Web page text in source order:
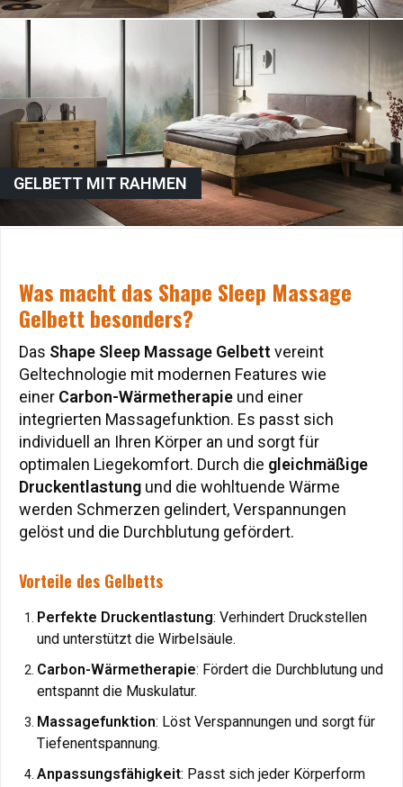
Was macht das Shape Sleep Massage
Gelbett besonders?
Das Shape Sleep Massage Gelbett vereint
Geltechnologie mit modernen Features wie
einer Carbon-Wärmetherapie und einer
integrierten Massagefunktion. Es passt sich
individuell an Ihren Körper an und sorgt für
optimalen Liegekomfort. Durch die gleichmäßige
Druckentlastung und die wohltuende Wärme
werden Schmerzen gelindert, Verspannungen
gelöst und die Durchblutung gefördert.
Vorteile des Gelbetts
Perfekte Druckentlastung: Verhindert Druckstellen
und unterstützt die Wirbelsäule.
Carbon-Wärmetherapie: Fördert die Durchblutung und
entspannt die Muskulatur.
Massagefunktion: Löst Verspannungen und sorgt für
Tiefenentspannung.
Anpassungsfähigkeit: Passt sich jeder Körperform
Was macht das Shape Sleep Massage
Gelbett besonders?
Das Shape Sleep Massage Gelbett vereint
Geltechnologie mit modernen Features wie
einer Carbon-Wärmetherapie und einer
integrierten Massagefunktion. Es passt sich
individuell an Ihren Körper an und sorgt für
optimalen Liegekomfort. Durch die gleichmäßige
Druckentlastung und die wohltuende Wärme
werden Schmerzen gelindert, Verspannungen
gelöst und die Durchblutung gefördert.
Vorteile des Gelbetts
Perfekte Druckentlastung: Verhindert Druckstellen
und unterstützt die Wirbelsäule.
Carbon-Wärmetherapie: Fördert die Durchblutung und
entspannt die Muskulatur.
Massagefunktion: Löst Verspannungen und sorgt für
Tiefenentspannung.
Anpassungsfähigkeit: Passt sich jeder Körperform
GELBETT MIT RAHMEN